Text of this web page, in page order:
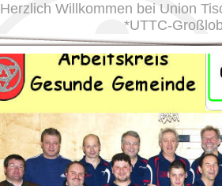
Herzlich Willkommen bei Union
*UTTC-